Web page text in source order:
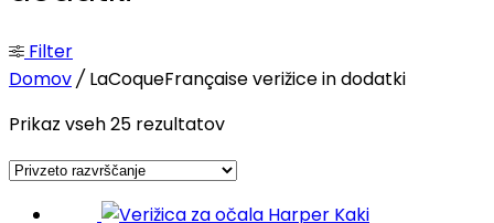
Filter
Domov/ LaCoqueFrançaise verižice in dodatki
Prikaz vseh 25 rezultatov